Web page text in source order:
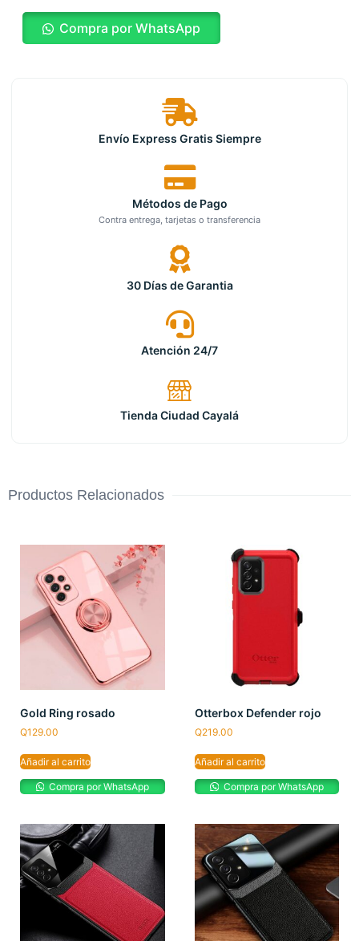
Compra por WhatsApp
Envío Express Gratis Siempre
Métodos de Pago
Contra entrega, tarjetas o transferencia
30 Días de Garantia
Atención 24/7
Tienda Ciudad Cayalá
Productos Relacionados
Gold Ring rosado
Q129.00
Añadir al carrito
Compra por WhatsApp
Otterbox Defender rojo
Q219.00
Añadir al carrito
Compra por WhatsApp